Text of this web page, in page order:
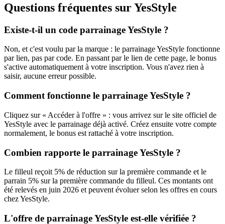
Questions fréquentes surYesStyle
Existe-t-il un code parrainage YesStyle ?
Non, et c'est voulu par la marque : le parrainage YesStyle fonctionne
par lien, pas par code. En passant par le lien de cette page, le bonus
s'active automatiquement à votre inscription. Vous n'avez rien à
saisir, aucune erreur possible.
Comment fonctionne le parrainage YesStyle ?
Cliquez sur « Accéder à l'offre » : vous arrivez sur le site officiel de
YesStyle avec le parrainage déjà activé. Créez ensuite votre compte
normalement, le bonus est rattaché à votre inscription.
Combien rapporte le parrainage YesStyle ?
Le filleul reçoit 5% de réduction sur la première commande et le
parrain 5% sur la première commande du filleul. Ces montants ont
été relevés en juin 2026 et peuvent évoluer selon les offres en cours
chez YesStyle.
L'offre de parrainage YesStyle est-elle vérifiée ?